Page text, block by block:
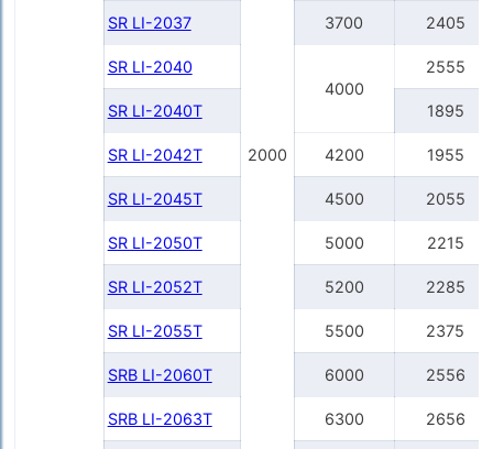
2000
SR LI-2037 3700 2405
SR LI-2040
4000
2555
SR LI-2040Т 1895
SR LI-2042Т 4200 1955
SR LI-2045Т 4500 2055
SR LI-2050Т 5000 2215
SR LI-2052Т 5200 2285
SR LI-2055Т 5500 2375
SRB LI-2060Т 6000 2556
SRB LI-2063Т 6300 2656